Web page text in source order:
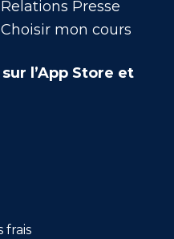
Relations Presse
Choisir mon cours
l’App Store et
frais